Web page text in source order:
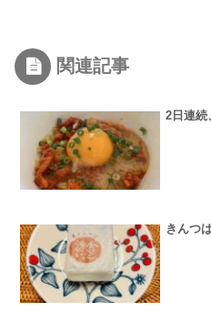
関連記事
2日連続
きんつ